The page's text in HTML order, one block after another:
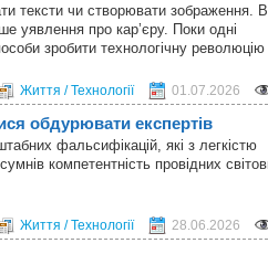
тексти чи створювати зображення.
уявлення про кар’єру. Поки одні
зробити технологічну революцію
Життя / Технології 01.07.2026
обдурювати експертів
фальсифікацій, які з легкістю
компетентність провідних
Життя / Технології 28.06.2026